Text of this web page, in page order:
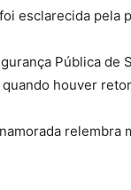
esclarecida pela
Pública de
houver